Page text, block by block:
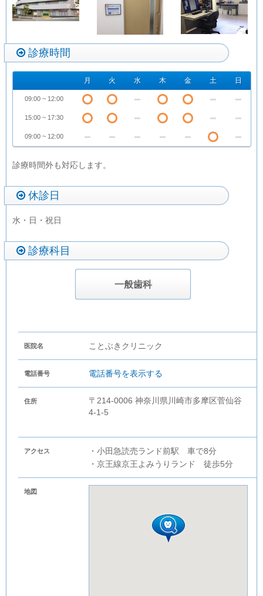
診療時間
月 火 水 木 金 土 日
09:00 ~ 12:00
15:00 ~ 17:30
09:00 ~ 12:00
診療時間外も対応します。
休診日
水・日・祝日
診療科目
一般歯科
医院名 ことぶきクリニック
電話番号 電話番号を表示する
住所
〒214-0006 神奈川県川崎市多摩区菅仙谷
4-1-5
アクセス
・小田急読売ランド前駅 車で8分
・京王線京王よみうりランド 徒歩5分
地図